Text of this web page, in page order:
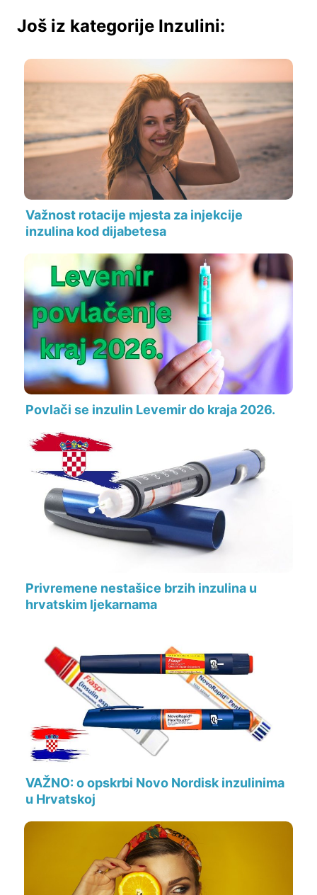
Još iz kategorije Inzulini:
Važnost rotacije mjesta za injekcije
inzulina kod dijabetesa
Povlači se inzulin Levemir do kraja 2026.
Privremene nestašice brzih inzulina u
hrvatskim ljekarnama
VAŽNO: o opskrbi Novo Nordisk inzulinima
u Hrvatskoj